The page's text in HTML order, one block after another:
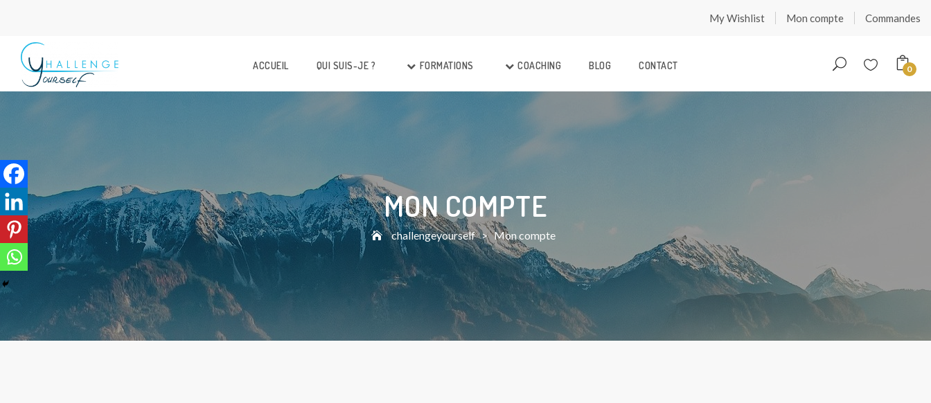
My Wishlist Mon compte Commandes
ACCUEIL QUI SUIS-JE ? FORMATIONS COACHING BLOG CONTACT 0
MON COMPTE
challengeyourself > Mon compte